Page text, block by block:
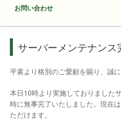
お問い合わせ
サーバーメンテナン
平素より格別のご愛顧を賜り、誠
本日10時より実施しておりました
時に無事完了いたしました。現在
ただけます。